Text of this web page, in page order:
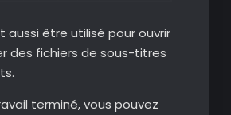
aussi être utilisé pour ouvrir
des fichiers de sous-titres
terminé, vous pouvez